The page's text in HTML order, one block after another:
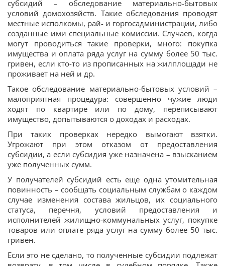
субсидий – обследование материально-бытовых
условий домохозяйств. Такие обследования проводят
местные исполкомы, рай- и горгосадминистрации, либо
созданные ими специальные комиссии. Случаев, когда
могут проводиться такие проверки, много: покупка
имущества и оплата ряда услуг на сумму более 50 тыс.
гривен, если кто-то из прописанных на жилплощади не
проживает на ней и др.
Такое обследование материально-бытовых условий –
малоприятная процедура: совершенно чужие люди
ходят по квартире или по дому, переписывают
имущество, допытываются о доходах и расходах.
При таких проверках нередко вымогают взятки.
Угрожают при этом отказом от предоставления
субсидии, а если субсидия уже назначена – взысканием
уже полученных сумм.
У получателей субсидий есть еще одна утомительная
повинность – сообщать социальным службам о каждом
случае изменения состава жильцов, их социального
статуса, перечня, условий предоставления и
исполнителей жилищно-коммунальных услуг, покупке
товаров или оплате ряда услуг на сумму более 50 тыс.
гривен.
Если это не сделано, то полученные субсидии подлежат